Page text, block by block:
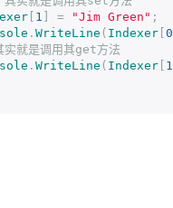
1 = "Jim Green" ;
. WriteLine ( Indexer 0
实就是调用其get方法
. WriteLine ( Indexer 1